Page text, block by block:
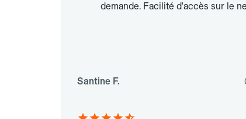
demande. Facilité d'accès sur le
Santine F.